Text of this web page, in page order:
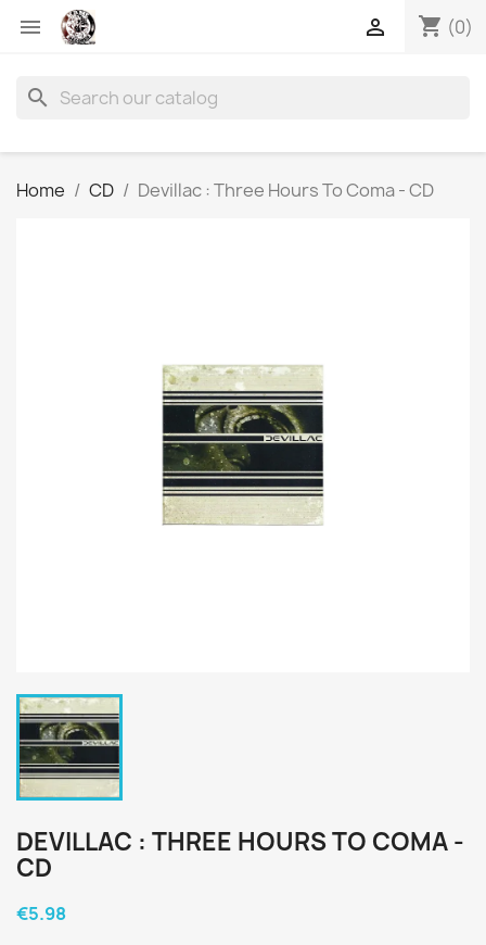
 shopping_cart (0)

search
Home CD Devillac : Three Hours To Coma - CD
DEVILLAC : THREE HOURS TO COMA -
CD
€5.98